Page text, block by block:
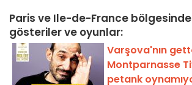
Paris ve Ile-de-France
gösteriler ve oyunlar:
Varşova'nın
Montparnasse
petank